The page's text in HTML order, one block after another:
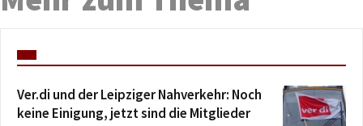
Ver.di und der Leipziger Nahverkehr: Noch
keine Einigung, jetzt sind die Mitglieder